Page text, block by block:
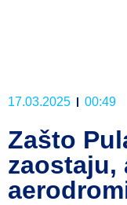
17.03.2025 00:49
Zašto
zaostaju,